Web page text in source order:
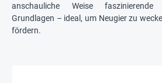
anschauliche Weise faszinierende
Grundlagen – ideal, um Neugier zu
fördern.